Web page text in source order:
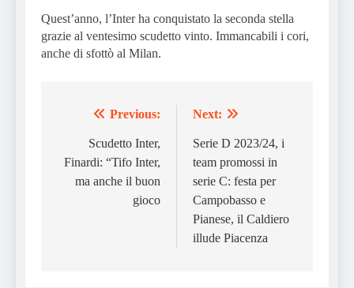
Quest’anno, l’Inter ha conquistato la seconda stella
grazie al ventesimo scudetto vinto. Immancabili i cori,
anche di sfottò al Milan.
navigation
Previous:
Scudetto Inter,
Finardi: “Tifo Inter,
ma anche il buon
gioco
Next:
Serie D 2023/24, i
team promossi in
serie C: festa per
Campobasso e
Pianese, il Caldiero
illude Piacenza